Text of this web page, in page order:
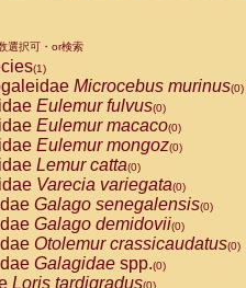
選択可・or検索
(1)
Microcebus murinus(0)
Eulemur fulvus(0)
Eulemur macaco(0)
Eulemur mongoz(0)
Lemur catta(0)
Varecia variegata(0)
Galago senegalensis(0)
Galago demidovii(0)
Otolemur crassicaudatus(0)
Galagidae spp.(0)
Loris tardigradus(0)